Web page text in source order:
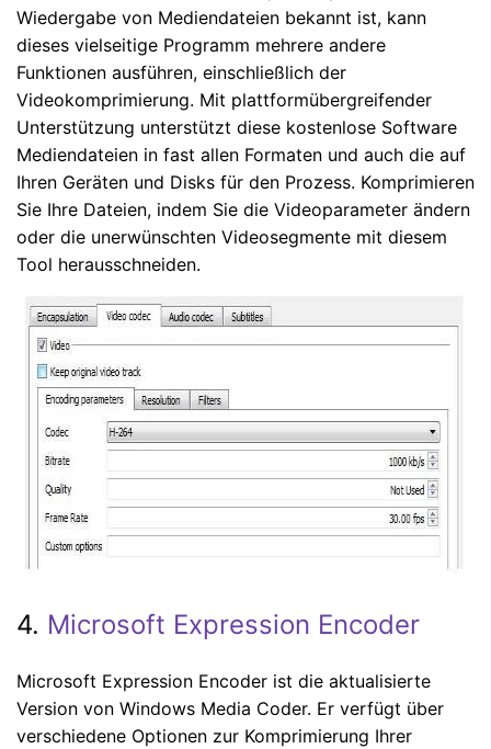
Wiedergabe von Mediendateien bekannt ist, kann
dieses vielseitige Programm mehrere andere
Funktionen ausführen, einschließlich der
Videokomprimierung. Mit plattformübergreifender
Unterstützung unterstützt diese kostenlose Software
Mediendateien in fast allen Formaten und auch die auf
Ihren Geräten und Disks für den Prozess. Komprimieren
Sie Ihre Dateien, indem Sie die Videoparameter ändern
oder die unerwünschten Videosegmente mit diesem
Tool herausschneiden.
4. Microsoft Expression Encoder
Microsoft Expression Encoder ist die aktualisierte
Version von Windows Media Coder. Er verfügt über
verschiedene Optionen zur Komprimierung Ihrer